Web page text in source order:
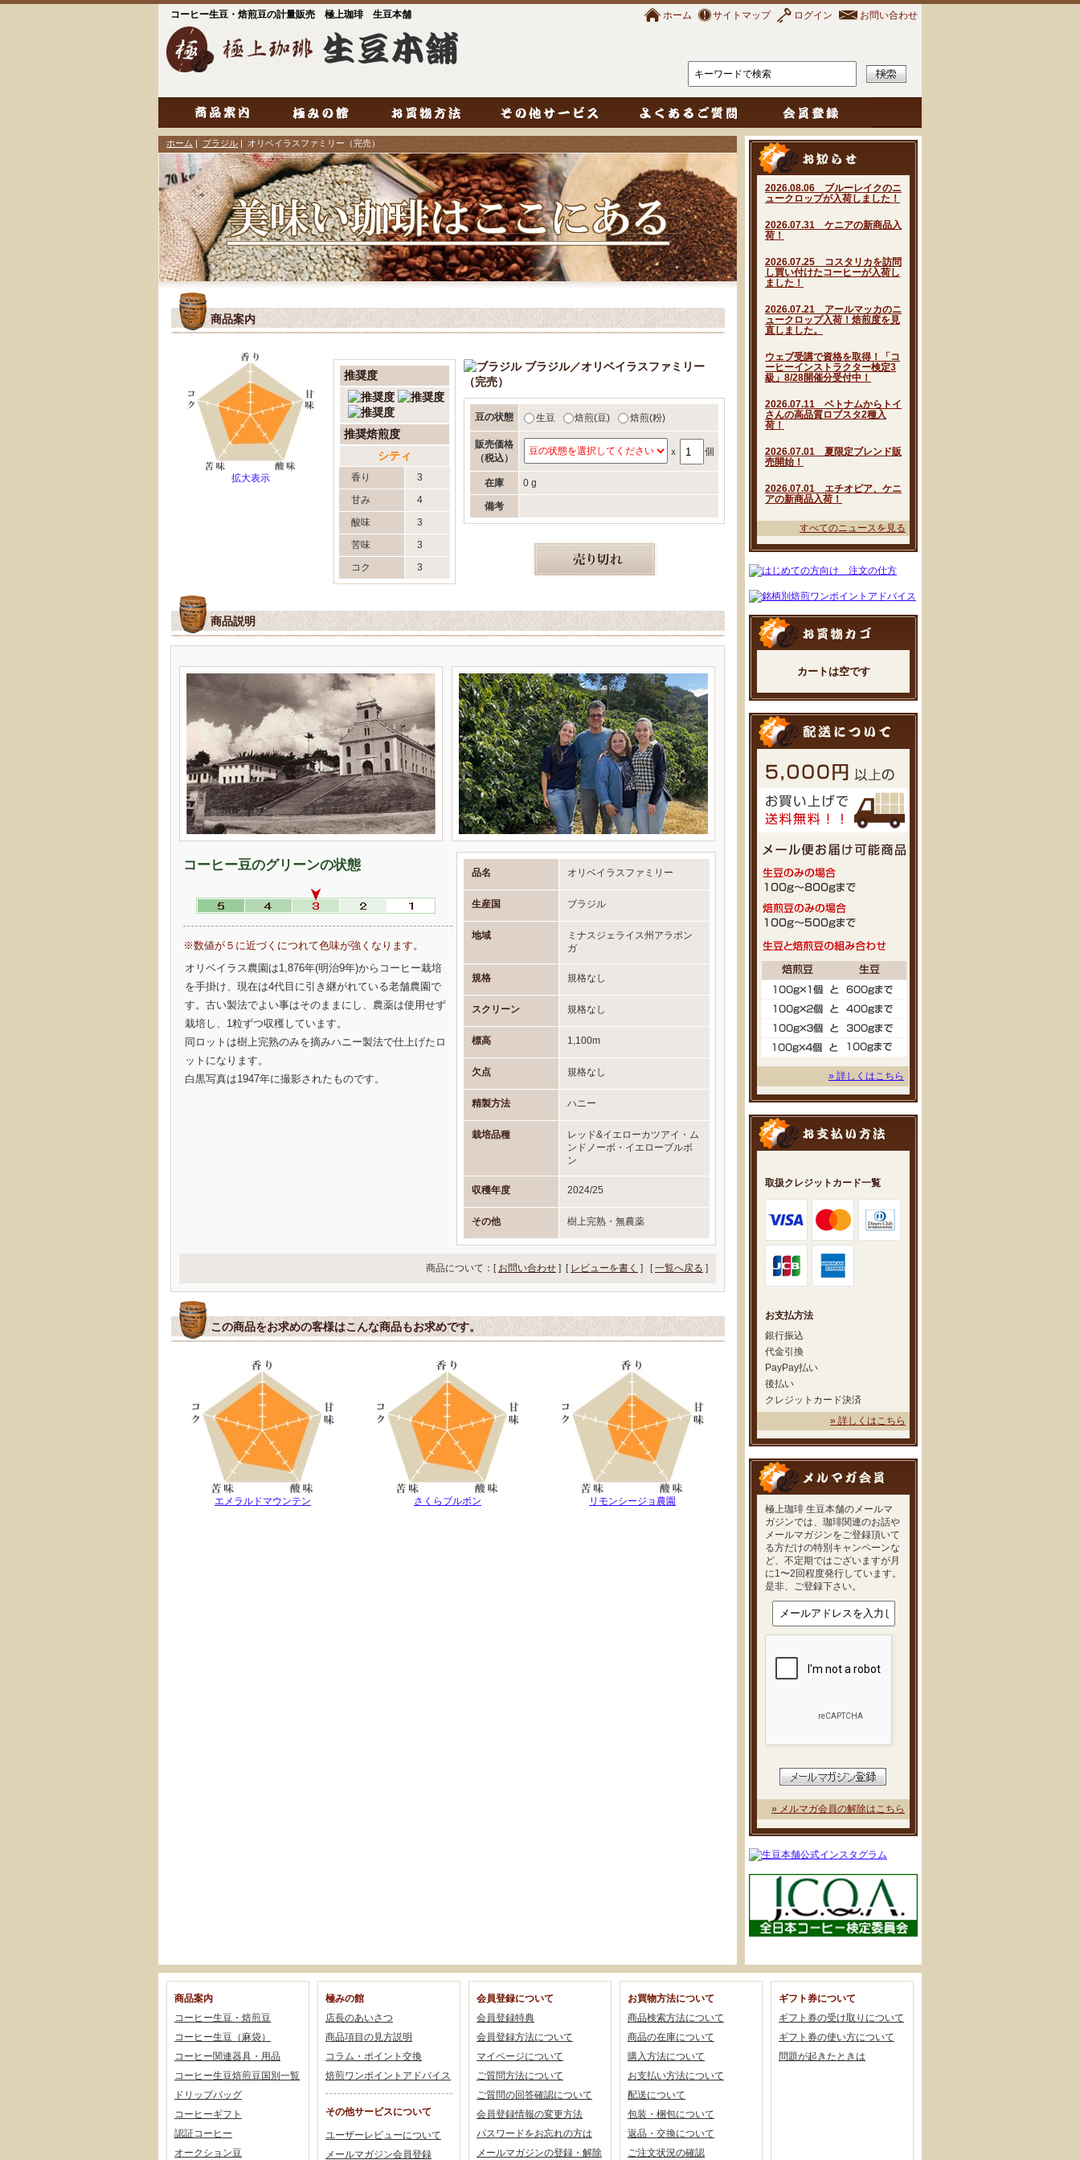
コーヒー生豆・焙煎豆の計量販売 極上珈琲 生豆本舗 ホーム サイトマップ ログイン お問い合わせ
2026.08.06 ブルーレイクのニ
ュークロップが入荷しました！
2026.07.31 ケニアの新商品入
荷！
2026.07.25 コスタリカを訪問
し買い付けたコーヒーが入荷し
ました！
2026.07.21 アールマッカのニ
ュークロップ入荷！焙煎度を見
直しました。
ウェブ受講で資格を取得！「コ
ーヒーインストラクター検定3
級」8/28開催分受付中！
2026.07.11 ベトナムからトイ
さんの高品質ロブスタ2種入
荷！
2026.07.01 夏限定ブレンド販
売開始！
2026.07.01 エチオピア、ケニ
アの新商品入荷！
すべてのニュースを見る
カートは空です
» 詳しくはこちら
取扱クレジットカード一覧
お支払方法
銀行振込
代金引換
PayPay払い
後払い
クレジットカード決済
» 詳しくはこちら
極上珈琲 生豆本舗のメールマ
ガジンでは、珈琲関連のお話や
メールマガジンをご登録頂いて
る方だけの特別キャンペーンな
ど、不定期ではございますが月
に1〜2回程度発行しています。
是非、ご登録下さい。
» メルマガ会員の解除はこちら
ホーム | ブラジル | オリベイラスファミリー（完売）
商品案内
拡大表示
ブラジル／オリベイラスファミリー
（完売）
豆の状態 生豆 焙煎(豆) 焙煎(粉)
販売価格
（税込）
ｘ 個
在庫 0 g
備考
推奨度
推奨焙煎度
シティ
香り
3
甘み
4
酸味
3
苦味
3
コク
3
商品説明
コーヒー豆のグリーンの状態
※数値が５に近づくにつれて色味が強くなります。
オリベイラス農園は1,876年(明治9年)からコーヒー栽培
を手掛け、現在は4代目に引き継がれている老舗農園で
す。古い製法でよい事はそのままにし、農薬は使用せず
栽培し、1粒ずつ収穫しています。
同ロットは樹上完熟のみを摘みハニー製法で仕上げたロ
ットになります。
白黒写真は1947年に撮影されたものです。
品名 オリベイラスファミリー
生産国 ブラジル
地域
ミナスジェライス州アラポン
ガ
規格 規格なし
スクリーン 規格なし
標高 1,100m
欠点 規格なし
精製方法 ハニー
栽培品種
レッド&イエローカツアイ・ム
ンドノーボ・イエローブルボ
ン
収穫年度 2024/25
その他 樹上完熟・無農薬
商品について：[ お問い合わせ ] [ レビューを書く ] [一覧へ戻る ]
この商品をお求めの客様はこんな商品もお求めです。
エメラルドマウンテン さくらブルボン リモンシージョ農園
商品案内
コーヒー生豆・焙煎豆
コーヒー生豆（麻袋）
コーヒー関連器具・用品
コーヒー生豆焙煎豆国別一覧
ドリップバッグ
コーヒーギフト
認証コーヒー
オークション豆
極みの館
店長のあいさつ
商品項目の見方説明
コラム・ポイント交換
焙煎ワンポイントアドバイス
その他サービスについて
ユーザーレビューについて
メールマガジン会員登録
会員登録について
会員登録特典
会員登録方法について
マイページについて
ご質問方法について
ご質問の回答確認について
会員登録情報の変更方法
パスワードをお忘れの方は
メールマガジンの登録・解除
お買物方法について
商品検索方法について
商品の在庫について
購入方法について
お支払い方法について
配送について
包装・梱包について
返品・交換について
ご注文状況の確認
ギフト券について
ギフト券の受け取りについて
ギフト券の使い方について
問題が起きたときは